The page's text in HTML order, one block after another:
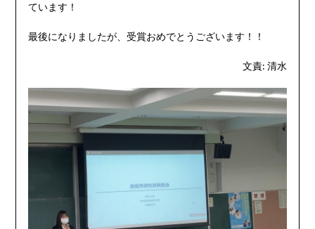
ています！
最後になりましたが、受賞おめでとうございます！！
文責: 清水